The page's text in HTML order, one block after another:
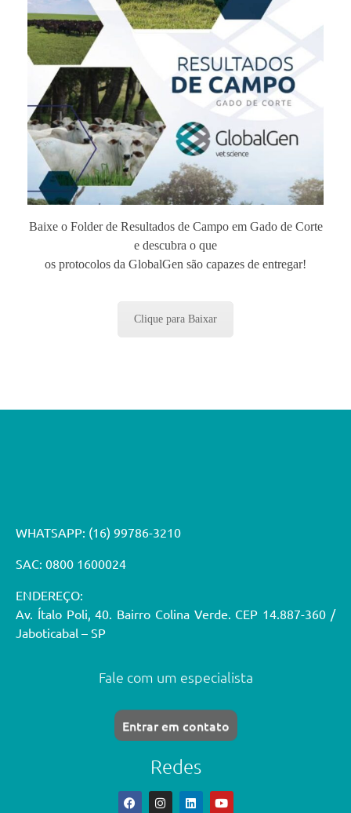
Baixe o Folder de Resultados de Campo em Gado de Corte
e descubra o que
os protocolos da GlobalGen são capazes de entregar!
Clique para Baixar
WHATSAPP: (16) 99786-3210
SAC: 0800 1600024
ENDEREÇO:
Av. Ítalo Poli, 40. Bairro Colina Verde. CEP 14.887-360 /
Jaboticabal – SP
Fale com um especialista
Entrar em contato
Redes